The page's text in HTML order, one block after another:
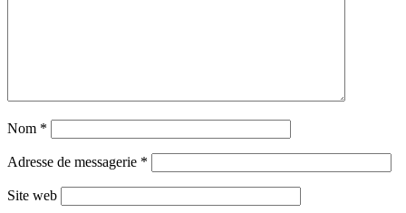
Nom *
Adresse de messagerie *
Site web